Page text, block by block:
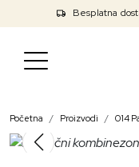
Besplatna
Početna Proizvodi 014